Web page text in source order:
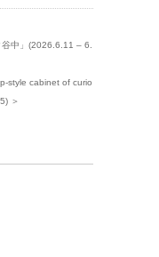
中」(2026.6.11 – 6.
style cabinet of curio
＞